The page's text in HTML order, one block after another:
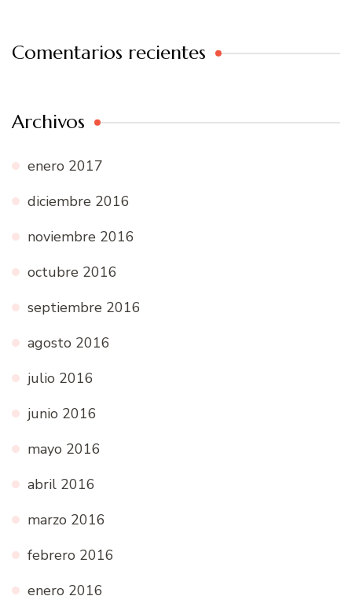
Comentarios recientes
Archivos
enero 2017
diciembre 2016
noviembre 2016
octubre 2016
septiembre 2016
agosto 2016
julio 2016
junio 2016
mayo 2016
abril 2016
marzo 2016
febrero 2016
enero 2016